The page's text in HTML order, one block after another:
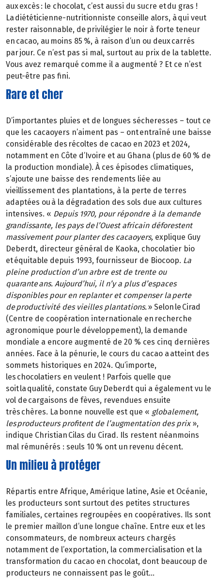
aux excès : le chocolat, c’est aussi du sucre et du gras !
La diététicienne-nutritionniste conseille alors, à qui veut
rester raisonnable, de privilégier le noir à forte teneur
en cacao, au moins 85 %, à raison d’un ou deux carrés
par jour. Ce n’est pas si mal, surtout au prix de la tablette.
Vous avez remarqué comme il a augmenté ? Et ce n’est
peut-être pas fini.
Rare et cher
D’importantes pluies et de longues sécheresses – tout ce
que les cacaoyers n’aiment pas – ont entraîné une baisse
considérable des récoltes de cacao en 2023 et 2024,
notamment en Côte d’Ivoire et au Ghana (plus de 60 % de
la production mondiale). À ces épisodes climatiques,
s’ajoute une baisse des rendements liée au
vieillissement des plantations, à la perte de terres
adaptées ou à la dégradation des sols due aux cultures
intensives. « Depuis 1970, pour répondre à la demande
grandissante, les pays de l’Ouest africain déforestent
massivement pour planter des cacaoyers, explique Guy
Deberdt, directeur général de Kaoka, chocolatier bio
et équitable depuis 1993, fournisseur de Biocoop. La
pleine production d’un arbre est de trente ou
quarante ans. Aujourd’hui, il n’y a plus d’espaces
disponibles pour en replanter et compenser la perte
de productivité des vieilles plantations.» Selon le Cirad
(Centre de coopération internationale en recherche
agronomique pour le développement), la demande
mondiale a encore augmenté de 20 % ces cinq dernières
années. Face à la pénurie, le cours du cacao a atteint des
sommets historiques en 2024. Qu’importe,
les chocolatiers en veulent ! Parfois quelle que
soit la qualité, constate Guy Deberdt qui a également vu le
vol de cargaisons de fèves, revendues ensuite
très chères. La bonne nouvelle est que « globalement,
les producteurs profitent de l’augmentation des prix»,
indique Christian Cilas du Cirad. Ils restent néanmoins
mal rémunérés : seuls 10 % ont un revenu décent.
Un milieu à protéger
Répartis entre Afrique, Amérique latine, Asie et Océanie,
les producteurs sont surtout des petites structures
familiales, certaines regroupées en coopératives. Ils sont
le premier maillon d’une longue chaîne. Entre eux et les
consommateurs, de nombreux acteurs chargés
notamment de l’exportation, la commercialisation et la
transformation du cacao en chocolat, dont beaucoup de
producteurs ne connaissent pas le goût…